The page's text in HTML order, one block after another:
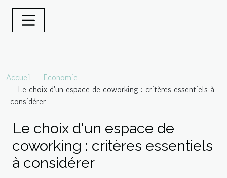
Accueil
Economie
Le choix d'un espace de coworking : critères essentiels à
considérer
Le choix d'un espace de
coworking : critères essentiels
à considérer